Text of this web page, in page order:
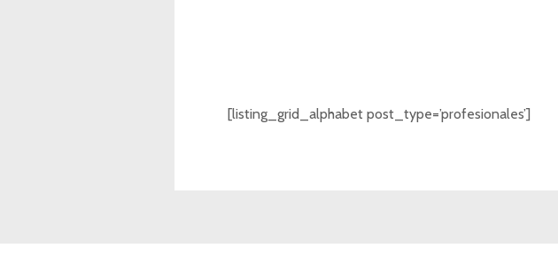
[listing_grid_alphabet post_type=’profesionales’]